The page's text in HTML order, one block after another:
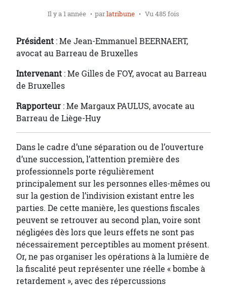
Il y a 1 année parlatribune Vu 485 fois
Président : Me Jean-Emmanuel BEERNAERT,
avocat au Barreau de Bruxelles
Intervenant : Me Gilles de FOY, avocat au Barreau
de Bruxelles
Rapporteur : Me Margaux PAULUS, avocate au
Barreau de Liège-Huy
Dans le cadre d’une séparation ou de l’ouverture
d’une succession, l’attention première des
professionnels porte régulièrement
principalement sur les personnes elles-mêmes ou
sur la gestion de l’indivision existant entre les
parties. De cette manière, les questions fiscales
peuvent se retrouver au second plan, voire sont
négligées dès lors que leurs effets ne sont pas
nécessairement perceptibles au moment présent.
Or, ne pas organiser les opérations à la lumière de
la fiscalité peut représenter une réelle « bombe à
retardement », avec des répercussions